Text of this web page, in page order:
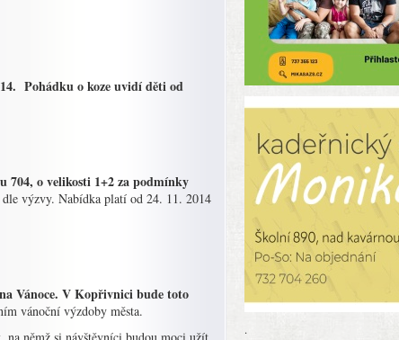
Pohádku o koze uvidí děti od
704, o velikosti 1+2 za podmínky
výzvy. Nabídka platí od 24. 11. 2014
Vánoce. V Kopřivnici bude toto
vánoční výzdoby města.
.